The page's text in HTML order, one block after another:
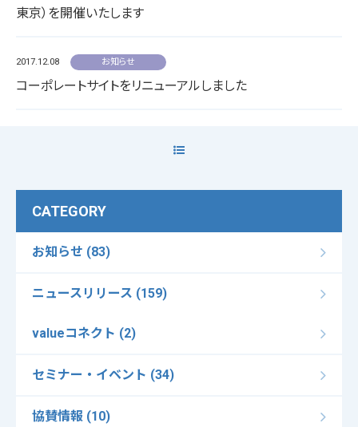
東京）を開催いたします
2017.12.08 お知らせ
コーポレートサイトをリニューアルしました
CATEGORY
お知らせ (83)
ニュースリリース (159)
valueコネクト (2)
セミナー・イベント (34)
協賛情報 (10)